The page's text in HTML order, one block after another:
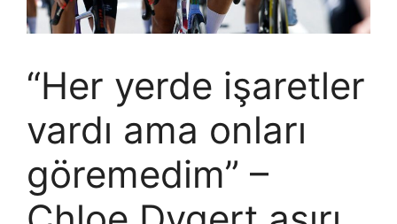
“Her yerde işaretler
vardı ama onları
göremedim” –